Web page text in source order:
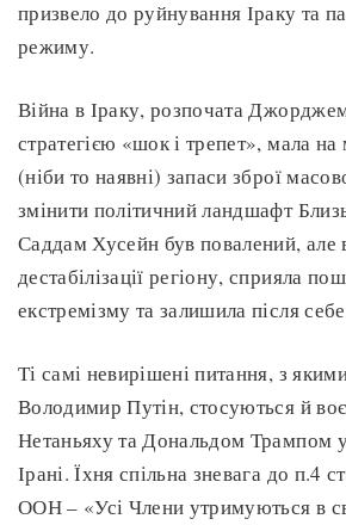
призвело до руйнування Іраку та
режиму.
Війна в Іраку, розпочата
стратегією «шок і трепет», мала
(ніби то наявні) запаси зброї
змінити політичний ландшафт
Саддам Хусейн був повалений, але
дестабілізації регіону, сприяла
екстремізму та залишила після
Ті самі невирішені питання, з
Володимир Путін, стосуються й
Нетаньяху та Дональдом Трампом у
Ірані. Їхня спільна зневага до п.4
ООН – «Усі Члени утримуються в